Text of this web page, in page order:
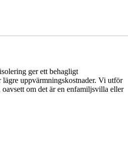
ger ett behagligt
uppvärmningskostnader. Vi utför
om det är en enfamiljsvilla eller